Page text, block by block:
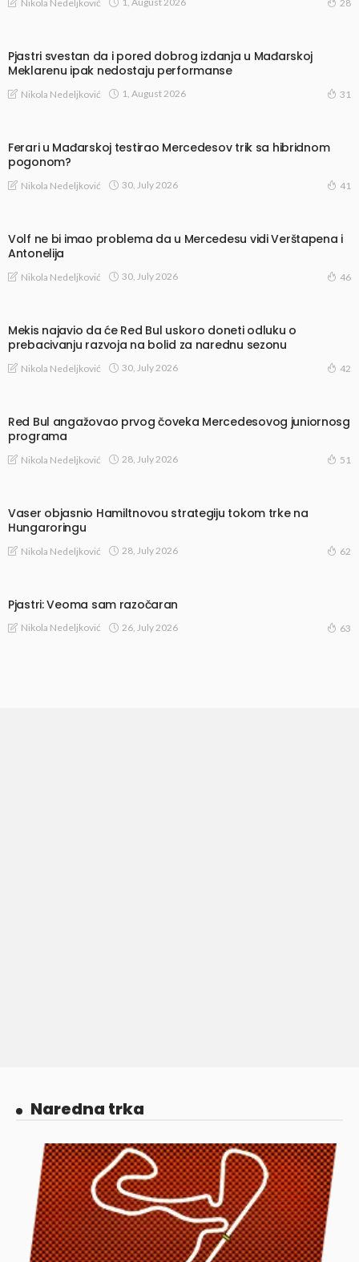
Nikola Nedeljković 28
Pjastri svestan da i pored dobrog izdanja u Mađarskoj
Meklarenu ipak nedostaju performanse
Nikola Nedeljković 1, August 2026 31
Ferari u Mađarskoj testirao Mercedesov trik sa hibridnom
pogonom?
Nikola Nedeljković 30, July 2026 41
Volf ne bi imao problema da u Mercedesu vidi Verštapena i
Antonelija
Nikola Nedeljković 30, July 2026 46
Mekis najavio da će Red Bul uskoro doneti odluku o
prebacivanju razvoja na bolid za narednu sezonu
Nikola Nedeljković 30, July 2026 42
Red Bul angažovao prvog čoveka Mercedesovog juniornosg
programa
Nikola Nedeljković 28, July 2026 51
Vaser objasnio Hamiltnovou strategiju tokom trke na
Hungaroringu
Nikola Nedeljković 28, July 2026 62
Pjastri: Veoma sam razočaran
Nikola Nedeljković 26, July 2026 63
Naredna trka